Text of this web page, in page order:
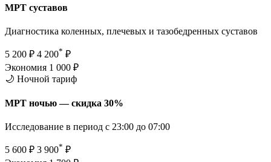
МРТ суставов
Диагностика коленных, плечевых и тазобедренных суставов
5 200 ₽ 4 200* ₽
Экономия 1 000 ₽
🌙 Ночной тариф
МРТ ночью — скидка 30%
Исследование в период с 23:00 до 07:00
5 600 ₽ 3 900* ₽